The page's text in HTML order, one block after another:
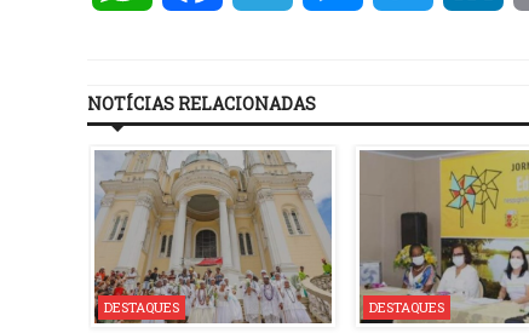
NOTÍCIAS RELACIONADAS
DESTAQUES DESTAQUES